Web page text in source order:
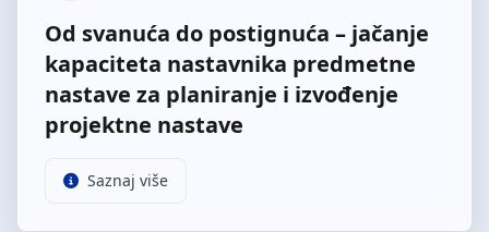
Od svanuća do postignuća – jačanje
kapaciteta nastavnika predmetne
nastave za planiranje i izvođenje
projektne nastave
Saznaj više